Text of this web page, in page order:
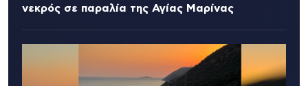
νεκρός σε παραλία της Αγίας Μαρίνας